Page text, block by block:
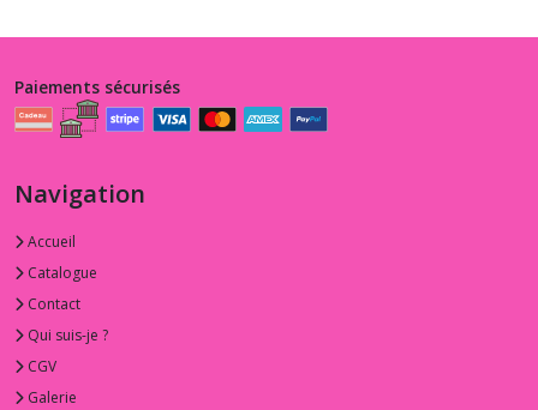
Paiements sécurisés
Navigation
Accueil
Catalogue
Contact
Qui suis-je ?
CGV
Galerie